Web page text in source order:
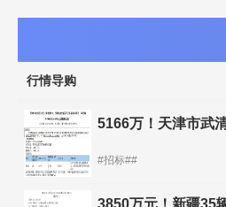
行情导购
5166万！天津市武
#招标##
3850万元！新疆35